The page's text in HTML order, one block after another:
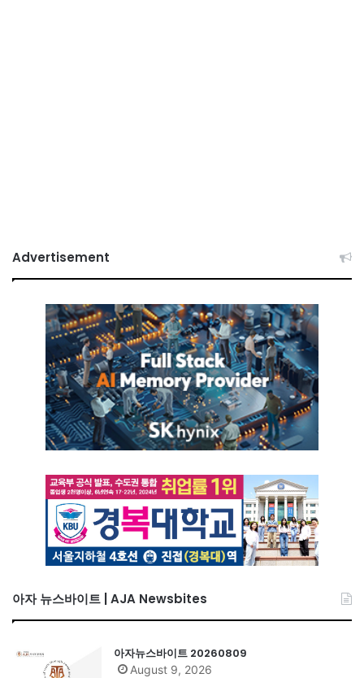
Advertisement
아자 뉴스바이트 | AJA Newsbites
아자뉴스바이트 20260809
August 9, 2026